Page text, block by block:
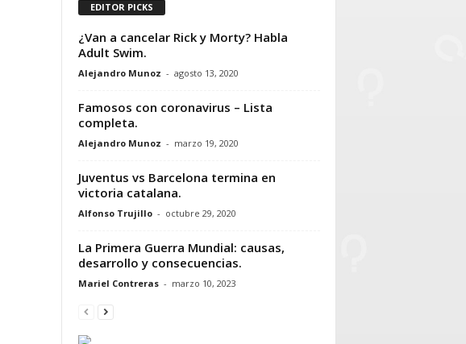
EDITOR PICKS
¿Van a cancelar Rick y Morty? Habla
Adult Swim.
Alejandro Munoz - agosto 13, 2020
Famosos con coronavirus – Lista
completa.
Alejandro Munoz - marzo 19, 2020
Juventus vs Barcelona termina en
victoria catalana.
Alfonso Trujillo - octubre 29, 2020
La Primera Guerra Mundial: causas,
desarrollo y consecuencias.
Mariel Contreras - marzo 10, 2023